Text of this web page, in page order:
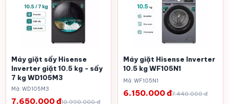
Máy giặt sấy Hisense
Inverter giặt 10.5 kg - sấy
7 kg WD105M3
Mã: WD105M3
10.990.000 đ
7.650.000 đ
Máy giặt Hisense Inverter
10.5 kg WF105N1
Mã: WF105N1
7.440.000 đ
6.150.000 đ